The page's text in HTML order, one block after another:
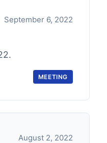
September 6, 2022
MEETING
August 2, 2022